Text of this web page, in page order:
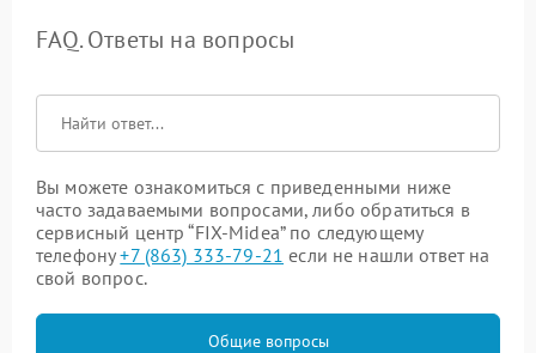
FAQ. Ответы на вопросы
Вы можете ознакомиться с приведенными ниже
часто задаваемыми вопросами, либо обратиться в
сервисный центр “FIX-Midea” по следующему
телефону+7 (863) 333-79-21 если не нашли ответ на
свой вопрос.
Общие вопросы